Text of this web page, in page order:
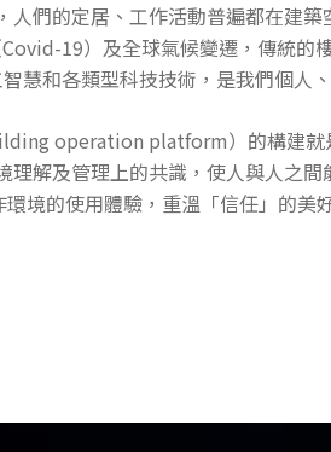
們的定居、工作活動普遍都在建
19）及全球氣候變遷，傳統的
慧和各類型科技技術，是我們個人
operation platform）的構建就
解及管理上的共識，使人與人之
境的使用體驗，重溫「信任」的美